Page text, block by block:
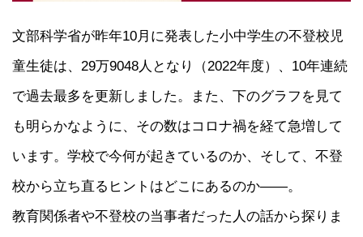
文部科学省が昨年10月に発表した小中学生の不登校児
童生徒は、29万9048人となり（2022年度）、10年連続
で過去最多を更新しました。また、下のグラフを見て
も明らかなように、その数はコロナ禍を経て急増して
います。学校で今何が起きているのか、そして、不登
校から立ち直るヒントはどこにあるのか――。
教育関係者や不登校の当事者だった人の話から探りま